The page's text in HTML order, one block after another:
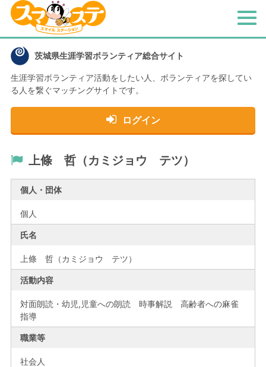
茨城県生涯学習ボランティア総合サイト
生涯学習ボランティア活動をしたい人、 ボランティアを探してい
る人を繋ぐマッチングサイトです。
ログイン
メ
上條 哲（カミジョウ テツ）
個人・団体
個人
氏名
上條 哲（カミジョウ テツ）
活動内容
対面朗読・幼児,児童への朗読 時事解説 高齢者への麻雀
指導
職業等
社会人